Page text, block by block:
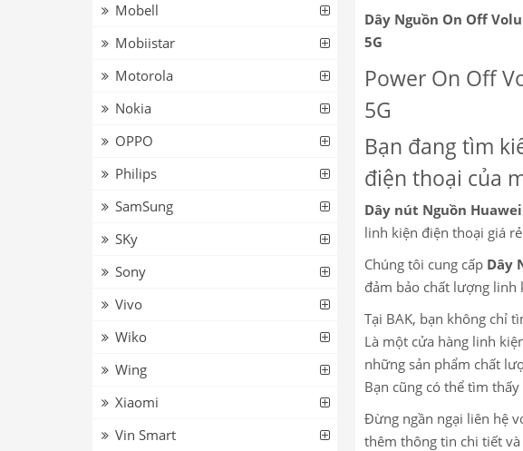
Dây Nguồn On Off
5G
Power On Off
5G
Bạn đang tìm
điện thoại của
Dây nút Nguồn
linh kiện điện thoại giá
Chúng tôi cung cấp Dây
đảm bảo chất lượng linh
Tại BAK, bạn không chỉ
Là một cửa hàng linh
những sản phẩm chất
Bạn cũng có thể tìm
Đừng ngần ngại liên hệ
thêm thông tin chi tiết và
Mobell
Mobiistar
Motorola
Nokia
OPPO
Philips
SamSung
SKy
Sony
Vivo
Wiko
Wing
Xiaomi
Vin Smart